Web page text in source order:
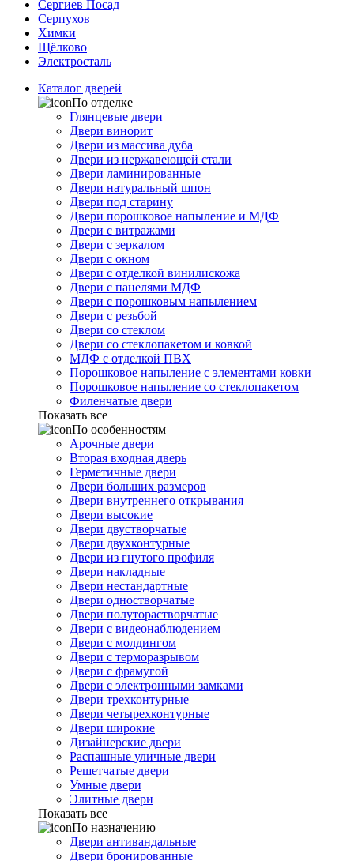
Сергиев Посад
Серпухов
Химки
Щёлково
Электросталь
Каталог дверей
По отделке
Глянцевые двери
Двери винорит
Двери из массива дуба
Двери из нержавеющей стали
Двери ламинированные
Двери натуральный шпон
Двери под старину
Двери порошковое напыление и МДФ
Двери с витражами
Двери с зеркалом
Двери с окном
Двери с отделкой винилискожа
Двери с панелями МДФ
Двери с порошковым напылением
Двери с резьбой
Двери со стеклом
Двери со стеклопакетом и ковкой
МДФ с отделкой ПВХ
Порошковое напыление с элементами ковки
Порошковое напыление со стеклопакетом
Филенчатые двери
Показать все
По особенностям
Арочные двери
Вторая входная дверь
Герметичные двери
Двери больших размеров
Двери внутреннего открывания
Двери высокие
Двери двустворчатые
Двери двухконтурные
Двери из гнутого профиля
Двери накладные
Двери нестандартные
Двери одностворчатые
Двери полуторастворчатые
Двери с видеонаблюдением
Двери с молдингом
Двери с терморазрывом
Двери с фрамугой
Двери с электронными замками
Двери трехконтурные
Двери четырехконтурные
Двери широкие
Дизайнерские двери
Распашные уличные двери
Решетчатые двери
Умные двери
Элитные двери
Показать все
По назначению
Двери антивандальные
Двери бронированные